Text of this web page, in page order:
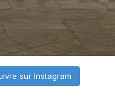
sur Instagram